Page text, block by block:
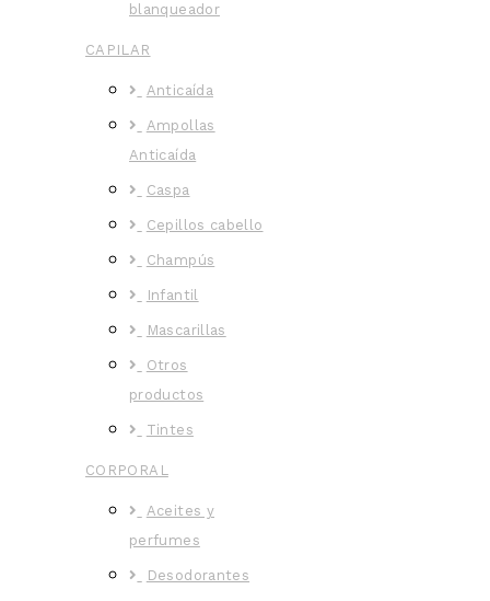
blanqueador
CAPILAR
Anticaída
Ampollas
Anticaída
Caspa
Cepillos cabello
Champús
Infantil
Mascarillas
Otros
productos
Tintes
CORPORAL
Aceites y
perfumes
Desodorantes